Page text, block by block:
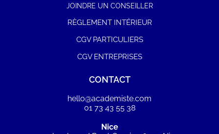
JOINDRE UN CONSEILLER
RÈGLEMENT INTÉRIEUR
CGV PARTICULIERS
CGV ENTREPRISES
CONTACT
hello@academiste.com
01 73 43 55 38
Nice